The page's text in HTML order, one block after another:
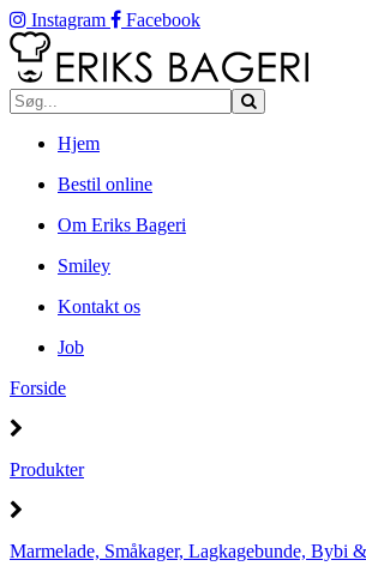
Instagram Facebook
Hjem
Bestil online
Om Eriks Bageri
Smiley
Kontakt os
Job
Forside
Produkter
Marmelade, Småkager, Lagkagebunde, Bybi